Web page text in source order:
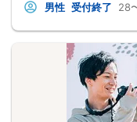
男性 受付終了 28